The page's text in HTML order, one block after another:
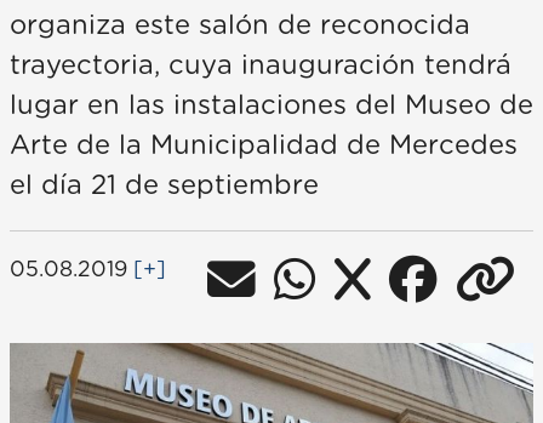
organiza este salón de reconocida
trayectoria, cuya inauguración tendrá
lugar en las instalaciones del Museo de
Arte de la Municipalidad de Mercedes
el día 21 de septiembre
05.08.2019 [+]